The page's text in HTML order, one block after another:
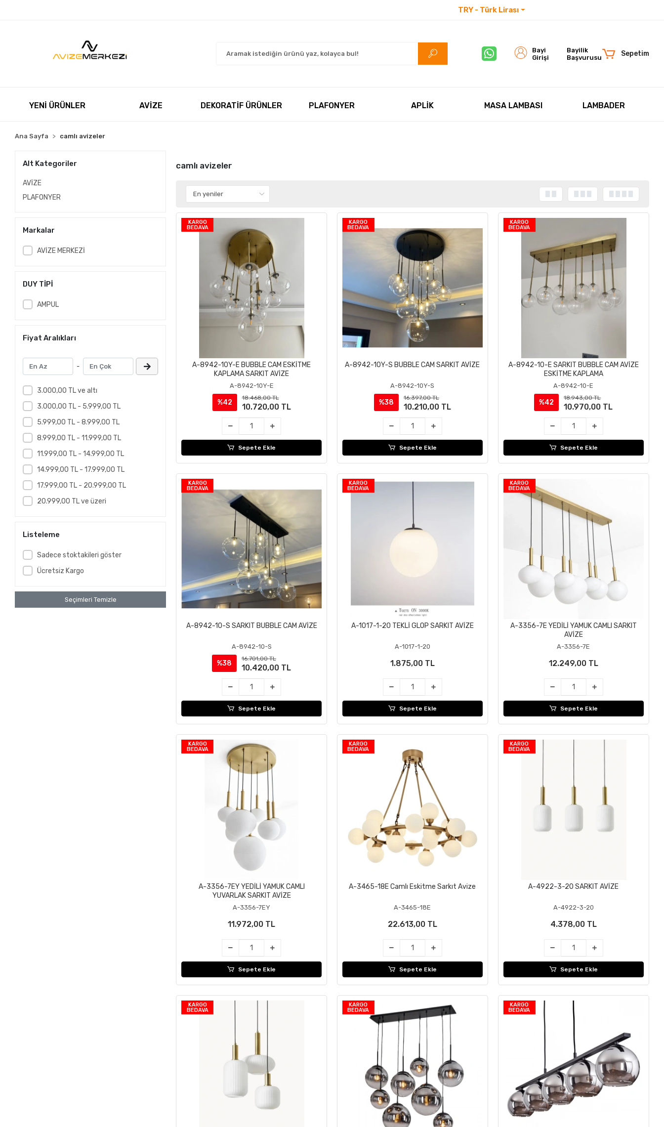
TRY - Türk Lirası
Bayi
Girişi
Bayilik
Başvurusu
Sepetim
YENİ ÜRÜNLER AVİZE DEKORATİF ÜRÜNLER PLAFONYER APLİK MASA LAMBASI LAMBADER
Ana Sayfa camlı avizeler
Alt Kategoriler
AVİZE
PLAFONYER
Markalar
AVİZE MERKEZİ
DUY TİPİ
AMPUL
Fiyat Aralıkları
-
3.000,00 TL ve altı
3.000,00 TL - 5.999,00 TL
5.999,00 TL - 8.999,00 TL
8.999,00 TL - 11.999,00 TL
11.999,00 TL - 14.999,00 TL
14.999,00 TL - 17.999,00 TL
17.999,00 TL - 20.999,00 TL
20.999,00 TL ve üzeri
Listeleme
Sadece stoktakileri göster
Ücretsiz Kargo
Seçimleri Temizle
camlı avizeler
KARGO
BEDAVA
Sepete Ekle
A-8942-10Y-E BUBBLE CAM ESKİTME
KAPLAMA SARKIT AVİZE
A-8942-10Y-E
%42
18.468,00 TL
10.720,00 TL
Sepete Ekle
KARGO
BEDAVA
A-8942-10Y-S BUBBLE CAM SARKIT AVİZE
A-8942-10Y-S
%38
16.397,00 TL
10.210,00 TL
Sepete Ekle
KARGO
BEDAVA
Sepete Ekle
A-8942-10-E SARKIT BUBBLE CAM AVİZE
ESKİTME KAPLAMA
A-8942-10-E
%42
18.943,00 TL
10.970,00 TL
Sepete Ekle
KARGO
BEDAVA
A-8942-10-S SARKIT BUBBLE CAM AVİZE
A-8942-10-S
%38
16.701,00 TL
10.420,00 TL
Sepete Ekle
KARGO
BEDAVA
A-1017-1-20 TEKLİ GLOP SARKIT AVİZE
A-1017-1-20
1.875,00 TL
Sepete Ekle
KARGO
BEDAVA
Sepete Ekle
A-3356-7E YEDİLİ YAMUK CAMLI SARKIT
AVİZE
A-3356-7E
12.249,00 TL
Sepete Ekle
KARGO
BEDAVA
Sepete Ekle
A-3356-7EY YEDİLİ YAMUK CAMLI
YUVARLAK SARKIT AVİZE
A-3356-7EY
11.972,00 TL
Sepete Ekle
KARGO
BEDAVA
Sepete Ekle
A-3465-18E Camlı Eskitme Sarkıt Avize
A-3465-18E
22.613,00 TL
Sepete Ekle
KARGO
BEDAVA
Sepete Ekle
A-4922-3-20 SARKIT AVİZE
A-4922-3-20
4.378,00 TL
Sepete Ekle
KARGO
BEDAVA
KARGO
BEDAVA
KARGO
BEDAVA